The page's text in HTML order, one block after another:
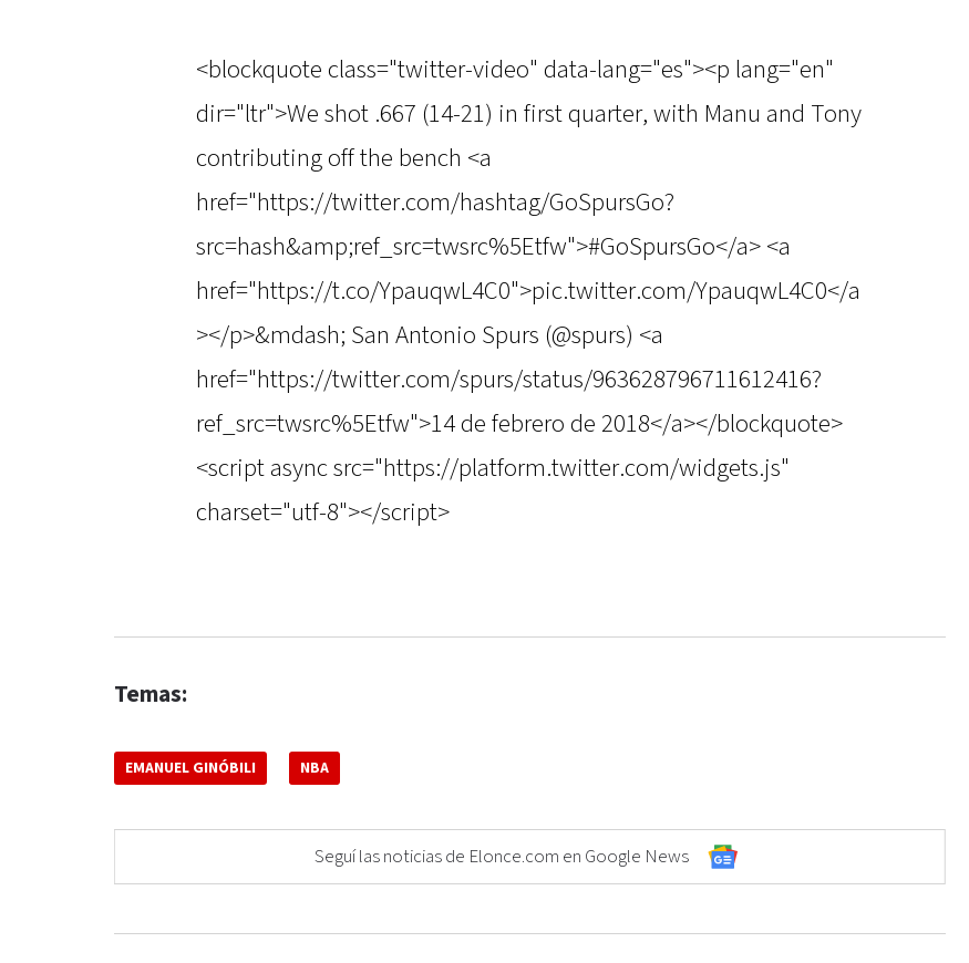
<blockquote class="twitter-video" data-lang="es"><p lang="en"
dir="ltr">We shot .667 (14-21) in first quarter, with Manu and Tony
contributing off the bench <a
href="https://twitter.com/hashtag/GoSpursGo?
src=hash&amp;ref_src=twsrc%5Etfw">#GoSpursGo</a> <a
href="https://t.co/YpauqwL4C0">pic.twitter.com/YpauqwL4C0</a
></p>&mdash; San Antonio Spurs (@spurs) <a
href="https://twitter.com/spurs/status/963628796711612416?
ref_src=twsrc%5Etfw">14 de febrero de 2018</a></blockquote>
<script async src="https://platform.twitter.com/widgets.js"
charset="utf-8"></script>
Temas:
EMANUEL GINÓBILI NBA
Seguí las noticias de Elonce.com en Google News